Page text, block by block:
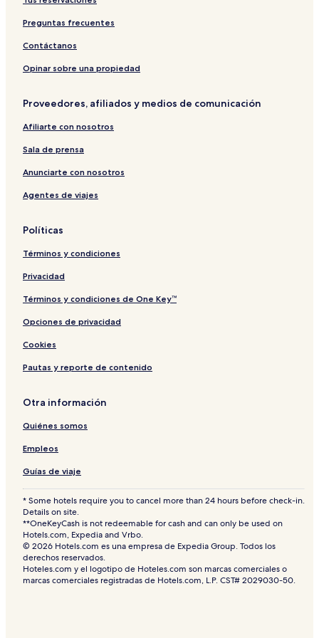
r
y
s
o
r
o
M
I
N
E
O
r
o
Preguntas frecuentes
Contáctanos
Opinar sobre una propiedad
Proveedores, afiliados y medios de comunicación
Afiliarte con nosotros
Sala de prensa
Anunciarte con nosotros
Agentes de viajes
Políticas
Términos y condiciones
Privacidad
Términos y condiciones de One Key™
Opciones de privacidad
Cookies
Pautas y reporte de contenido
Otra información
Quiénes somos
Empleos
Guías de viaje
* Some hotels require you to cancel more than 24 hours before check-in.
Details on site.
**OneKeyCash is not redeemable for cash and can only be used on
Hotels.com, Expedia and Vrbo.
© 2026 Hotels.com es una empresa de Expedia Group. Todos los
derechos reservados.
Hoteles.com y el logotipo de Hoteles.com son marcas comerciales o
marcas comerciales registradas de Hotels.com, L.P. CST# 2029030-50.